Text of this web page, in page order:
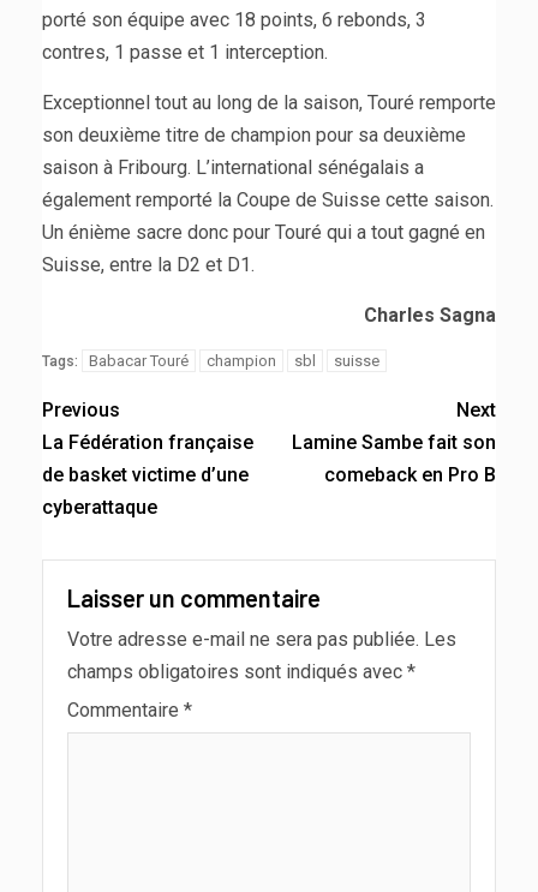
porté son équipe avec 18 points, 6 rebonds, 3
contres, 1 passe et 1 interception.
Exceptionnel tout au long de la saison, Touré remporte
son deuxième titre de champion pour sa deuxième
saison à Fribourg. L’international sénégalais a
également remporté la Coupe de Suisse cette saison.
Un énième sacre donc pour Touré qui a tout gagné en
Suisse, entre la D2 et D1.
Charles Sagna
Tags: Babacar Touré champion sbl suisse
Previous
La Fédération française
de basket victime d’une
cyberattaque
Next
Lamine Sambe fait son
comeback en Pro B
Laisser un commentaire
Votre adresse e-mail ne sera pas publiée. Les
champs obligatoires sont indiqués avec *
Commentaire *